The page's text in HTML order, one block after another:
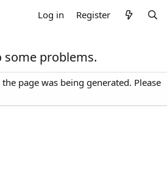
Log in Register
some problems.
page was being generated. Please